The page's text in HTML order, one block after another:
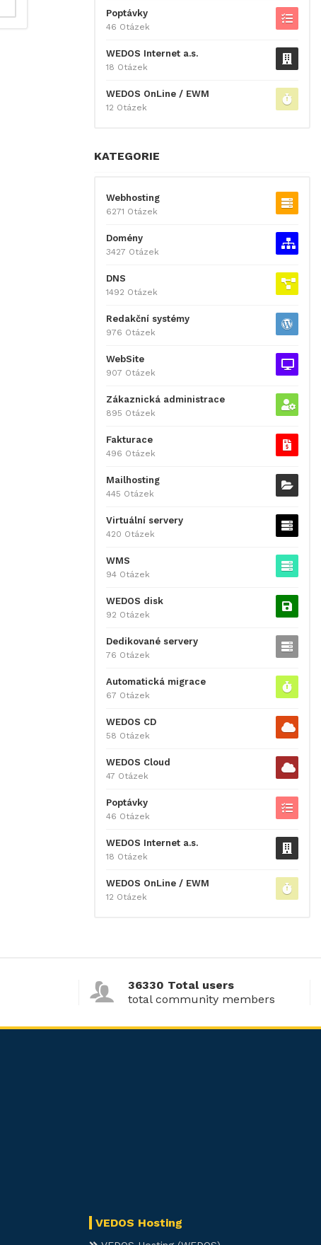
Poptávky
46 Otázek
WEDOS Internet a.s.
18 Otázek
WEDOS OnLine / EWM
12 Otázek
KATEGORIE
Webhosting
6271 Otázek
Domény
3427 Otázek
DNS
1492 Otázek
Redakční systémy
976 Otázek
WebSite
907 Otázek
Zákaznická administrace
895 Otázek
Fakturace
496 Otázek
Mailhosting
445 Otázek
Virtuální servery
420 Otázek
WMS
94 Otázek
WEDOS disk
92 Otázek
Dedikované servery
76 Otázek
Automatická migrace
67 Otázek
WEDOS CD
58 Otázek
WEDOS Cloud
47 Otázek
Poptávky
46 Otázek
WEDOS Internet a.s.
18 Otázek
WEDOS OnLine / EWM
12 Otázek
36330 Total users
total community members
VEDOS Hosting